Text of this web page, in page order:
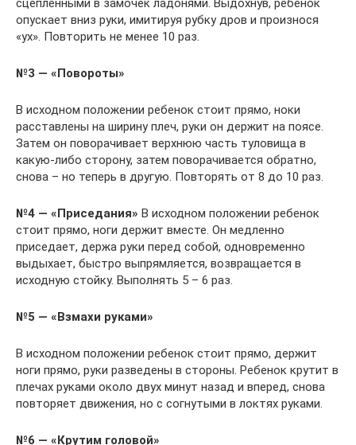
сцепленными в замочек ладонями. Выдохнув, ребенок
опускает вниз руки, имитируя рубку дров и произнося
«ух». Повторить не менее 10 раз.
№3 — «Повороты»
В исходном положении ребенок стоит прямо, ноки
расставлены на ширину плеч, руки он держит на поясе.
Затем он поворачивает верхнюю часть туловища в
какую-либо сторону, затем поворачивается обратно,
снова – но теперь в другую. Повторять от 8 до 10 раз.
№4 — «Приседания» В исходном положении ребенок
стоит прямо, ноги держит вместе. Он медленно
приседает, держа руки перед собой, одновременно
выдыхает, быстро выпрямляется, возвращается в
исходную стойку. Выполнять 5 – 6 раз.
№5 — «Взмахи руками»
В исходном положении ребенок стоит прямо, держит
ноги прямо, руки разведены в стороны. Ребенок крутит в
плечах руками около двух минут назад и вперед, снова
повторяет движения, но с согнутыми в локтях руками.
№6 — «Крутим головой»